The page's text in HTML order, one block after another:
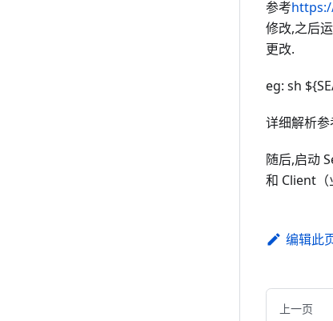
参考
修改,之后
更改.
eg: sh
详细解析参
随后,启动
和 Client（
编辑此
上一页